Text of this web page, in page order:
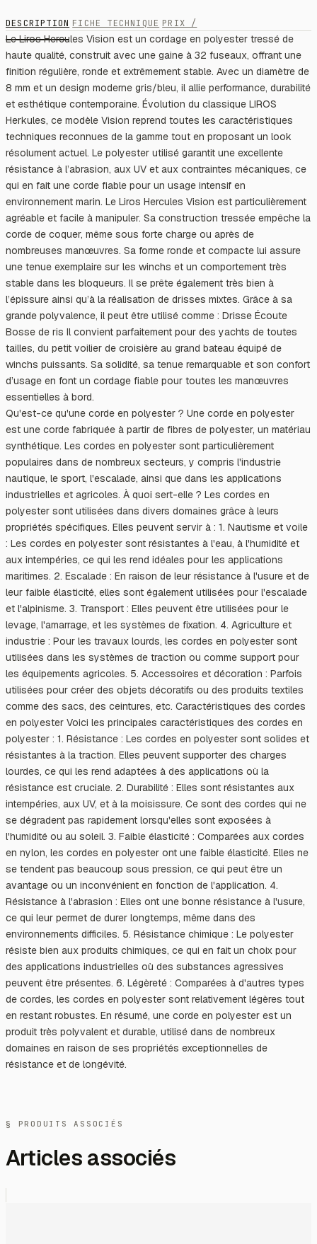
DESCRIPTION FICHE TECHNIQUE PRIX /
Le Liros Hercules Vision est un cordage en polyester tressé de
haute qualité, construit avec une gaine à 32 fuseaux, offrant une
finition régulière, ronde et extrêmement stable. Avec un diamètre de
8 mm et un design moderne gris/bleu, il allie performance, durabilité
et esthétique contemporaine. Évolution du classique LIROS
Herkules, ce modèle Vision reprend toutes les caractéristiques
techniques reconnues de la gamme tout en proposant un look
résolument actuel. Le polyester utilisé garantit une excellente
résistance à l’abrasion, aux UV et aux contraintes mécaniques, ce
qui en fait une corde fiable pour un usage intensif en
environnement marin. Le Liros Hercules Vision est particulièrement
agréable et facile à manipuler. Sa construction tressée empêche la
corde de coquer, même sous forte charge ou après de
nombreuses manœuvres. Sa forme ronde et compacte lui assure
une tenue exemplaire sur les winchs et un comportement très
stable dans les bloqueurs. Il se prête également très bien à
l’épissure ainsi qu’à la réalisation de drisses mixtes. Grâce à sa
grande polyvalence, il peut être utilisé comme : Drisse Écoute
Bosse de ris Il convient parfaitement pour des yachts de toutes
tailles, du petit voilier de croisière au grand bateau équipé de
winchs puissants. Sa solidité, sa tenue remarquable et son confort
d’usage en font un cordage fiable pour toutes les manœuvres
essentielles à bord.
Qu'est-ce qu'une corde en polyester ? Une corde en polyester
est une corde fabriquée à partir de fibres de polyester, un matériau
synthétique. Les cordes en polyester sont particulièrement
populaires dans de nombreux secteurs, y compris l'industrie
nautique, le sport, l'escalade, ainsi que dans les applications
industrielles et agricoles. À quoi sert-elle ? Les cordes en
polyester sont utilisées dans divers domaines grâce à leurs
propriétés spécifiques. Elles peuvent servir à : 1. Nautisme et voile
: Les cordes en polyester sont résistantes à l'eau, à l'humidité et
aux intempéries, ce qui les rend idéales pour les applications
maritimes. 2. Escalade : En raison de leur résistance à l'usure et de
leur faible élasticité, elles sont également utilisées pour l'escalade
et l'alpinisme. 3. Transport : Elles peuvent être utilisées pour le
levage, l'amarrage, et les systèmes de fixation. 4. Agriculture et
industrie : Pour les travaux lourds, les cordes en polyester sont
utilisées dans les systèmes de traction ou comme support pour
les équipements agricoles. 5. Accessoires et décoration : Parfois
utilisées pour créer des objets décoratifs ou des produits textiles
comme des sacs, des ceintures, etc. Caractéristiques des cordes
en polyester Voici les principales caractéristiques des cordes en
polyester : 1. Résistance : Les cordes en polyester sont solides et
résistantes à la traction. Elles peuvent supporter des charges
lourdes, ce qui les rend adaptées à des applications où la
résistance est cruciale. 2. Durabilité : Elles sont résistantes aux
intempéries, aux UV, et à la moisissure. Ce sont des cordes qui ne
se dégradent pas rapidement lorsqu'elles sont exposées à
l'humidité ou au soleil. 3. Faible élasticité : Comparées aux cordes
en nylon, les cordes en polyester ont une faible élasticité. Elles ne
se tendent pas beaucoup sous pression, ce qui peut être un
avantage ou un inconvénient en fonction de l'application. 4.
Résistance à l'abrasion : Elles ont une bonne résistance à l'usure,
ce qui leur permet de durer longtemps, même dans des
environnements difficiles. 5. Résistance chimique : Le polyester
résiste bien aux produits chimiques, ce qui en fait un choix pour
des applications industrielles où des substances agressives
peuvent être présentes. 6. Légèreté : Comparées à d'autres types
de cordes, les cordes en polyester sont relativement légères tout
en restant robustes. En résumé, une corde en polyester est un
produit très polyvalent et durable, utilisé dans de nombreux
domaines en raison de ses propriétés exceptionnelles de
résistance et de longévité.
§ PRODUITS ASSOCIÉS
Articles associés